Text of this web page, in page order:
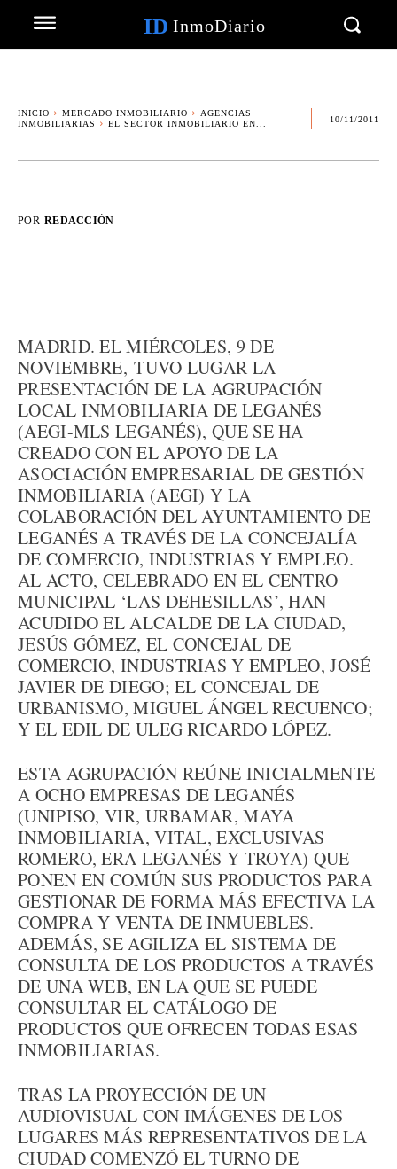
ID InmoDiario
INICIO MERCADO INMOBILIARIO
AGENCIAS
INMOBILIARIAS
EL SECTOR INMOBILIARIO EN...
10/11/2011
POR REDACCIÓN
MADRID. EL MIÉRCOLES, 9 DE
NOVIEMBRE, TUVO LUGAR LA
PRESENTACIÓN DE LA AGRUPACIÓN
LOCAL INMOBILIARIA DE LEGANÉS
(AEGI-MLS LEGANÉS), QUE SE HA
CREADO CON EL APOYO DE LA
ASOCIACIÓN EMPRESARIAL DE GESTIÓN
INMOBILIARIA (AEGI) Y LA
COLABORACIÓN DEL AYUNTAMIENTO DE
LEGANÉS A TRAVÉS DE LA CONCEJALÍA
DE COMERCIO, INDUSTRIAS Y EMPLEO.
AL ACTO, CELEBRADO EN EL CENTRO
MUNICIPAL ‘LAS DEHESILLAS’, HAN
ACUDIDO EL ALCALDE DE LA CIUDAD,
JESÚS GÓMEZ, EL CONCEJAL DE
COMERCIO, INDUSTRIAS Y EMPLEO, JOSÉ
JAVIER DE DIEGO; EL CONCEJAL DE
URBANISMO, MIGUEL ÁNGEL RECUENCO;
Y EL EDIL DE ULEG RICARDO LÓPEZ.
ESTA AGRUPACIÓN REÚNE INICIALMENTE
A OCHO EMPRESAS DE LEGANÉS
(UNIPISO, VIR, URBAMAR, MAYA
INMOBILIARIA, VITAL, EXCLUSIVAS
ROMERO, ERA LEGANÉS Y TROYA) QUE
PONEN EN COMÚN SUS PRODUCTOS PARA
GESTIONAR DE FORMA MÁS EFECTIVA LA
COMPRA Y VENTA DE INMUEBLES.
ADEMÁS, SE AGILIZA EL SISTEMA DE
CONSULTA DE LOS PRODUCTOS A TRAVÉS
DE UNA WEB, EN LA QUE SE PUEDE
CONSULTAR EL CATÁLOGO DE
PRODUCTOS QUE OFRECEN TODAS ESAS
INMOBILIARIAS.
TRAS LA PROYECCIÓN DE UN
AUDIOVISUAL CON IMÁGENES DE LOS
LUGARES MÁS REPRESENTATIVOS DE LA
CIUDAD COMENZÓ EL TURNO DE